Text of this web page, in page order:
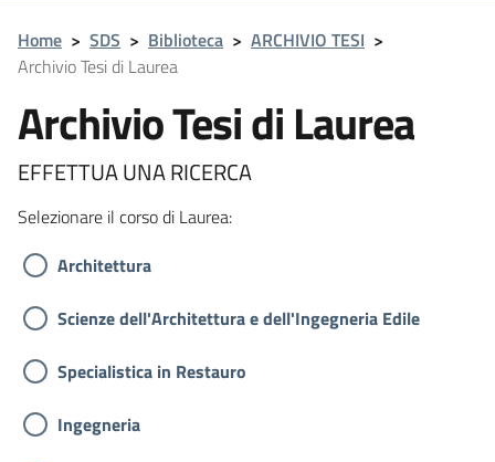
Home > SDS > Biblioteca > ARCHIVIO TESI >
Archivio Tesi di Laurea
Archivio Tesi di Laurea
EFFETTUA UNA RICERCA
Selezionare il corso di Laurea:
Architettura
Scienze dell'Architettura e dell'Ingegneria Edile
Specialistica in Restauro
Ingegneria